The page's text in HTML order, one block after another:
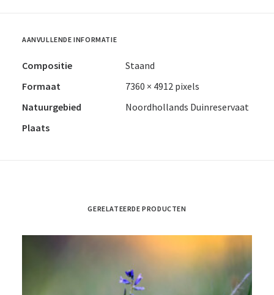
AANVULLENDE INFORMATIE
Compositie
Staand
Formaat
7360 × 4912 pixels
Natuurgebied
Noordhollands Duinreservaat
Plaats
GERELATEERDE PRODUCTEN